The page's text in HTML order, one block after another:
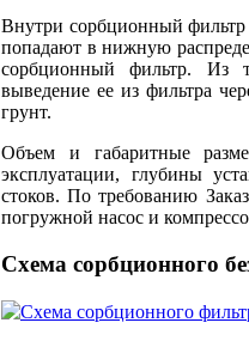
Внутри сорбционный фильтр
попадают в нижную
сорбционный фильтр. Из
выведение ее из фильтра
грунт.
Объем и габаритные
эксплуатации, глубины
стоков. По требованию
погружной насос и
Схема сорбционного